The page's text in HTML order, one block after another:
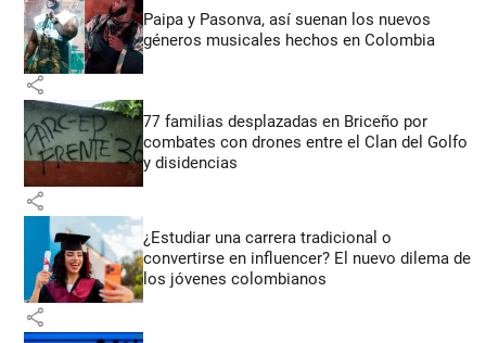
Paipa y Pasonva, así suenan los nuevos
géneros musicales hechos en Colombia
share
77 familias desplazadas en Briceño por
combates con drones entre el Clan del Golfo
y disidencias
share
¿Estudiar una carrera tradicional o
convertirse en influencer? El nuevo dilema de
los jóvenes colombianos
share